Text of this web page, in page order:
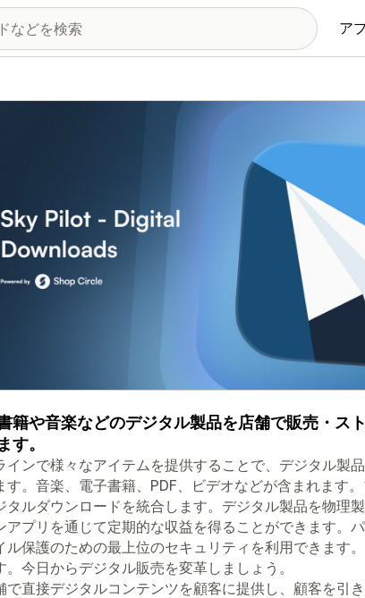
ア
画像ギャラリー
籍や音楽などのデジタル製品を店舗で販売・ス
す。
インで様々なアイテムを提供することで、デジタル製
す。音楽、電子書籍、PDF、ビデオなどが含まれます
タルダウンロードを統合します。デジタル製品を物理
アプリを通じて定期的な収益を得ることができます。
ル保護のための最上位のセキュリティを利用できます
。今日からデジタル販売を変革しましょう。
で直接デジタルコンテンツを顧客に提供し、顧客を引き